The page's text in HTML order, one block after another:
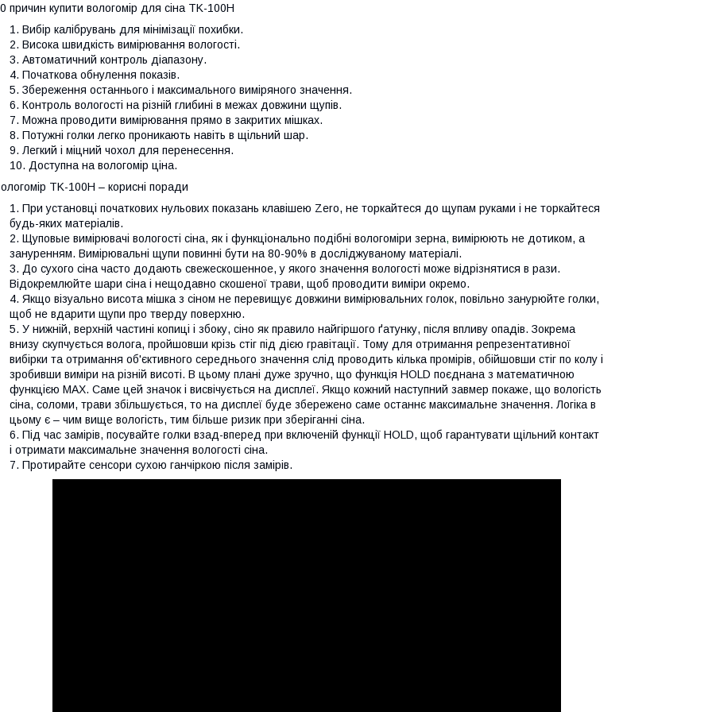
причин купити вологомір для сіна TK-100H
Вибір калібрувань для мінімізації похибки.
Висока швидкість вимірювання вологості.
Автоматичний контроль діапазону.
Початкова обнулення показів.
Збереження останнього і максимального виміряного значення.
Контроль вологості на різній глибині в межах довжини щупів.
Можна проводити вимірювання прямо в закритих мішках.
Потужні голки легко проникають навіть в щільний шар.
Легкий і міцний чохол для перенесення.
Доступна на вологомір ціна.
TK-100H – корисні поради
При установці початкових нульових показань клавішею Zero, не торкайтеся до щупам руками і не торкайтеся
будь-яких матеріалів.
Щуповые вимірювачі вологості сіна, як і функціонально подібні вологоміри зерна, вимірюють не дотиком, а
зануренням. Вимірювальні щупи повинні бути на 80-90% в досліджуваному матеріалі.
До сухого сіна часто додають свежескошенное, у якого значення вологості може відрізнятися в рази.
Відокремлюйте шари сіна і нещодавно скошеної трави, щоб проводити виміри окремо.
Якщо візуально висота мішка з сіном не перевищує довжини вимірювальних голок, повільно занурюйте голки,
щоб не вдарити щупи про тверду поверхню.
У нижній, верхній частині копиці і збоку, сіно як правило найгіршого ґатунку, після впливу опадів. Зокрема
внизу скупчується волога, пройшовши крізь стіг під дією гравітації. Тому для отримання репрезентативної
вибірки та отримання об'єктивного середнього значення слід проводить кілька промірів, обійшовши стіг по колу і
зробивши виміри на різній висоті. В цьому плані дуже зручно, що функція HOLD поєднана з математичною
функцією MAX. Саме цей значок і висвічується на дисплеї. Якщо кожний наступний завмер покаже, що вологість
сіна, соломи, трави збільшується, то на дисплеї буде збережено саме останнє максимальне значення. Логіка в
цьому є – чим вище вологість, тим більше ризик при зберіганні сіна.
Під час замірів, посувайте голки взад-вперед при включеній функції HOLD, щоб гарантувати щільний контакт
і отримати максимальне значення вологості сіна.
Протирайте сенсори сухою ганчіркою після замірів.